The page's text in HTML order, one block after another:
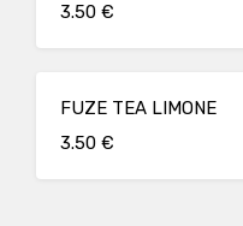
3.50 €
FUZE TEA LIMONE
3.50 €